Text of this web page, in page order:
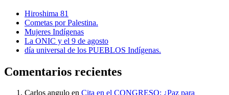
Hiroshima 81
Cometas por Palestina.
Mujeres Indígenas
La ONIC y el 9 de agosto
día universal de los PUEBLOS Indígenas.
Comentarios recientes
Carlos angulo en Cita en el CONGRESO: ¿Paz para